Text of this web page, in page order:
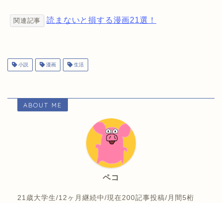
関連記事 読まないと損する漫画21選！
小説 漫画 生活
ABOUT ME
ペコ
21歳大学生/12ヶ月継続中/現在200記事投稿/月間5桁